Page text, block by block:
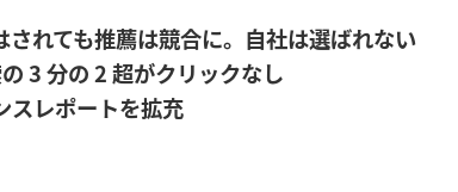
れても推薦は競合に。自社は選ばれない
3 分の 2 超がクリックなし
レポートを拡充